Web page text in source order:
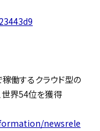
稼働するクラウド型の
世界54位を獲得
newsrele